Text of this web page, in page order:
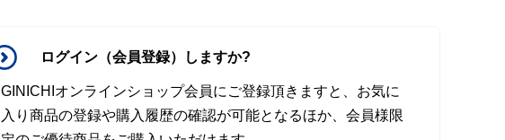
ログイン（会員登録）しますか?
GINICHIオンラインショップ会員にご登録頂きますと、お気に
入り商品の登録や購入履歴の確認が可能となるほか、会員様限